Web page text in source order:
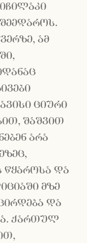
ამ
ციური
შაშვით
არა
და
მზე
და
ქართულ